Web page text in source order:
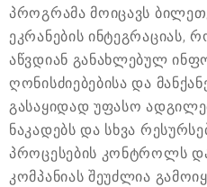
პროგრამა მოიცავს
ეკრანების ინტეგრაციას,
აწვდიან განახლებულ
ღონისძიებებისა და
გასაყიდად უფასო
ნაკადებს და სხვა
პროცესების კონტროლს
კომპანიას შეუძლია